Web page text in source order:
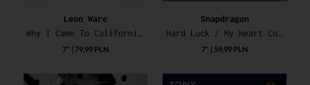
Leon Ware
Why I Came To California / Rockin' You Eternally
7" | 79,99 PLN
Snapdragon
Hard Luck / My Heart Consedes
7" | 59,99 PLN